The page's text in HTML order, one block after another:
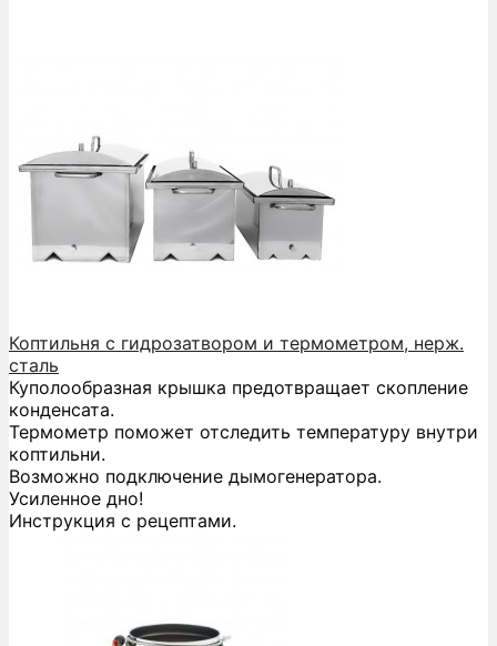
Коптильня с гидрозатвором и термометром, нерж.
сталь
Куполообразная крышка предотвращает скопление
конденсата.
Термометр поможет отследить температуру внутри
коптильни.
Возможно подключение дымогенератора.
Усиленное дно!
Инструкция с рецептами.